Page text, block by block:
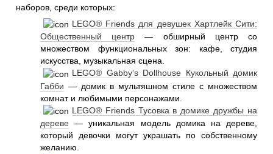
наборов, среди которых:
LEGO® Friends для девушек Хартлейк Сити:
Общественный центр — обширный центр со
множеством функциональных зон: кафе, студия
искусства, музыкальная сцена.
LEGO® Gabby's Dollhouse Кукольный домик
Габби — домик в мультяшном стиле с множеством
комнат и любимыми персонажами.
LEGO® Friends Тусовка в домике дружбы на
дереве — уникальная модель домика на дереве,
который девочки могут украшать по собственному
желанию.